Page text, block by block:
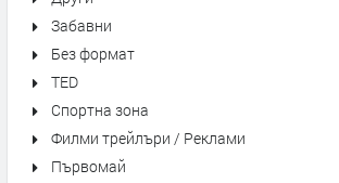
Забавни
Без формат
TED
Спортна зона
Филми трейлъри / Реклами
Първомай